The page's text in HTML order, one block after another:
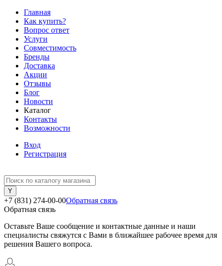
Главная
Как купить?
Вопрос ответ
Услуги
Совместимость
Бренды
Доставка
Акции
Отзывы
Блог
Новости
Каталог
Контакты
Возможности
Вход
Регистрация
+7 (831) 274-00-00Обратная связь
Обратная связь
Оставьте Ваше сообщение и контактные данные и наши
специалисты свяжутся с Вами в ближайшее рабочее время для
решения Вашего вопроса.